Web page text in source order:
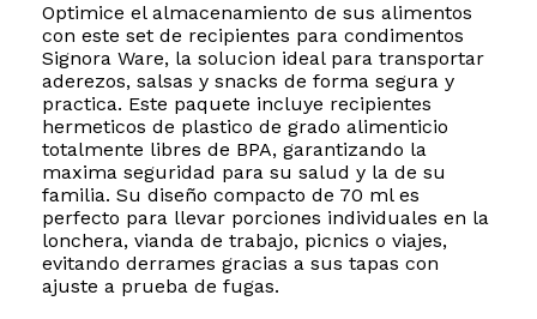
Optimice el almacenamiento de sus alimentos
con este set de recipientes para condimentos
Signora Ware, la solucion ideal para transportar
aderezos, salsas y snacks de forma segura y
practica. Este paquete incluye recipientes
hermeticos de plastico de grado alimenticio
totalmente libres de BPA, garantizando la
maxima seguridad para su salud y la de su
familia. Su diseño compacto de 70 ml es
perfecto para llevar porciones individuales en la
lonchera, vianda de trabajo, picnics o viajes,
evitando derrames gracias a sus tapas con
ajuste a prueba de fugas.